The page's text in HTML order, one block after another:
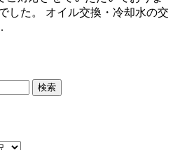
した。 オイル交換・冷却水の交